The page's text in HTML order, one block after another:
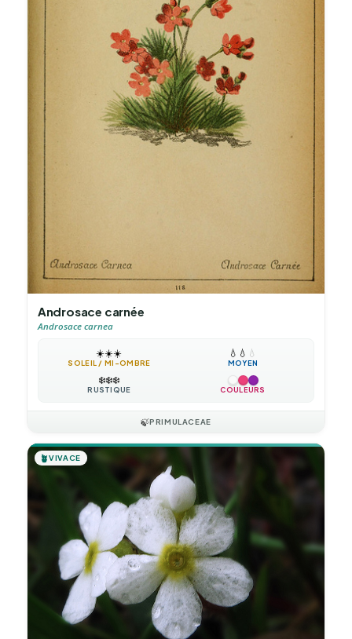
Androsace carnée
Androsace carnea
☀️☀️☀️
SOLEIL / MI-OMBRE
💧 💧 💧
MOYEN
❄️❄️❄️
RUSTIQUE COULEURS
🍃PRIMULACEAE
🪴VIVACE